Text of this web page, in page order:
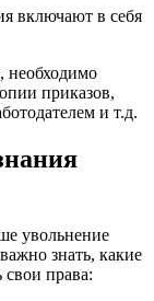
включают в себя
необходимо
приказов,
и т.д.
увольнение
знать, какие
права: